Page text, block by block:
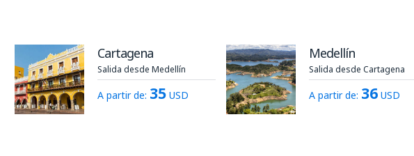
Cartagena
Salida desde Medellín
A partir de: 35 USD
Medellín
Salida desde Cartagena
A partir de: 36 USD